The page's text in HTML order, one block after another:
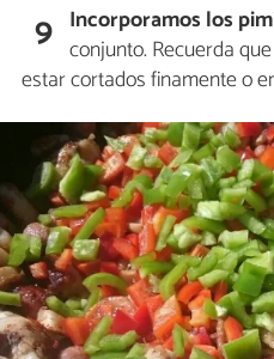
9 Incorporamos los
conjunto. Recuerda
estar cortados finamente o